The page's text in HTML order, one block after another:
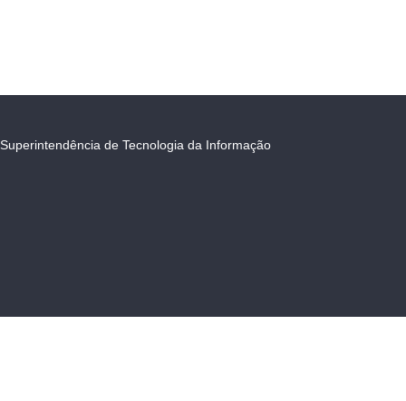
Superintendência de Tecnologia da Informação